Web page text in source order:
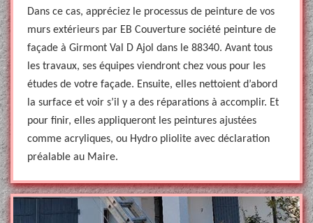
Dans ce cas, appréciez le processus de peinture de vos
murs extérieurs par EB Couverture société peinture de
façade à Girmont Val D Ajol dans le 88340. Avant tous
les travaux, ses équipes viendront chez vous pour les
études de votre façade. Ensuite, elles nettoient d’abord
la surface et voir s’il y a des réparations à accomplir. Et
pour finir, elles appliqueront les peintures ajustées
comme acryliques, ou Hydro pliolite avec déclaration
préalable au Maire.